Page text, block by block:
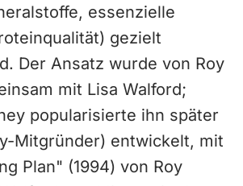
essenzielle
gezielt
Der Ansatz wurde von Roy
mit Lisa Walford;
popularisierte ihn später
Mitgründer) entwickelt, mit
Plan" (1994) von Roy